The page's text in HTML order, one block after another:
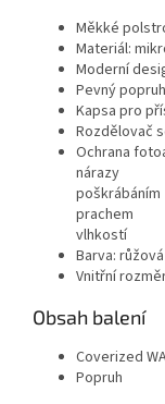
Měkké
Materiál:
Moderní
Pevný
Kapsa pro
Rozdělovač
Ochrana
nárazy
poškrábáním
prachem
vlhkostí
Barva: růžová
Vnitřní
Obsah balení
Coverized
Popruh